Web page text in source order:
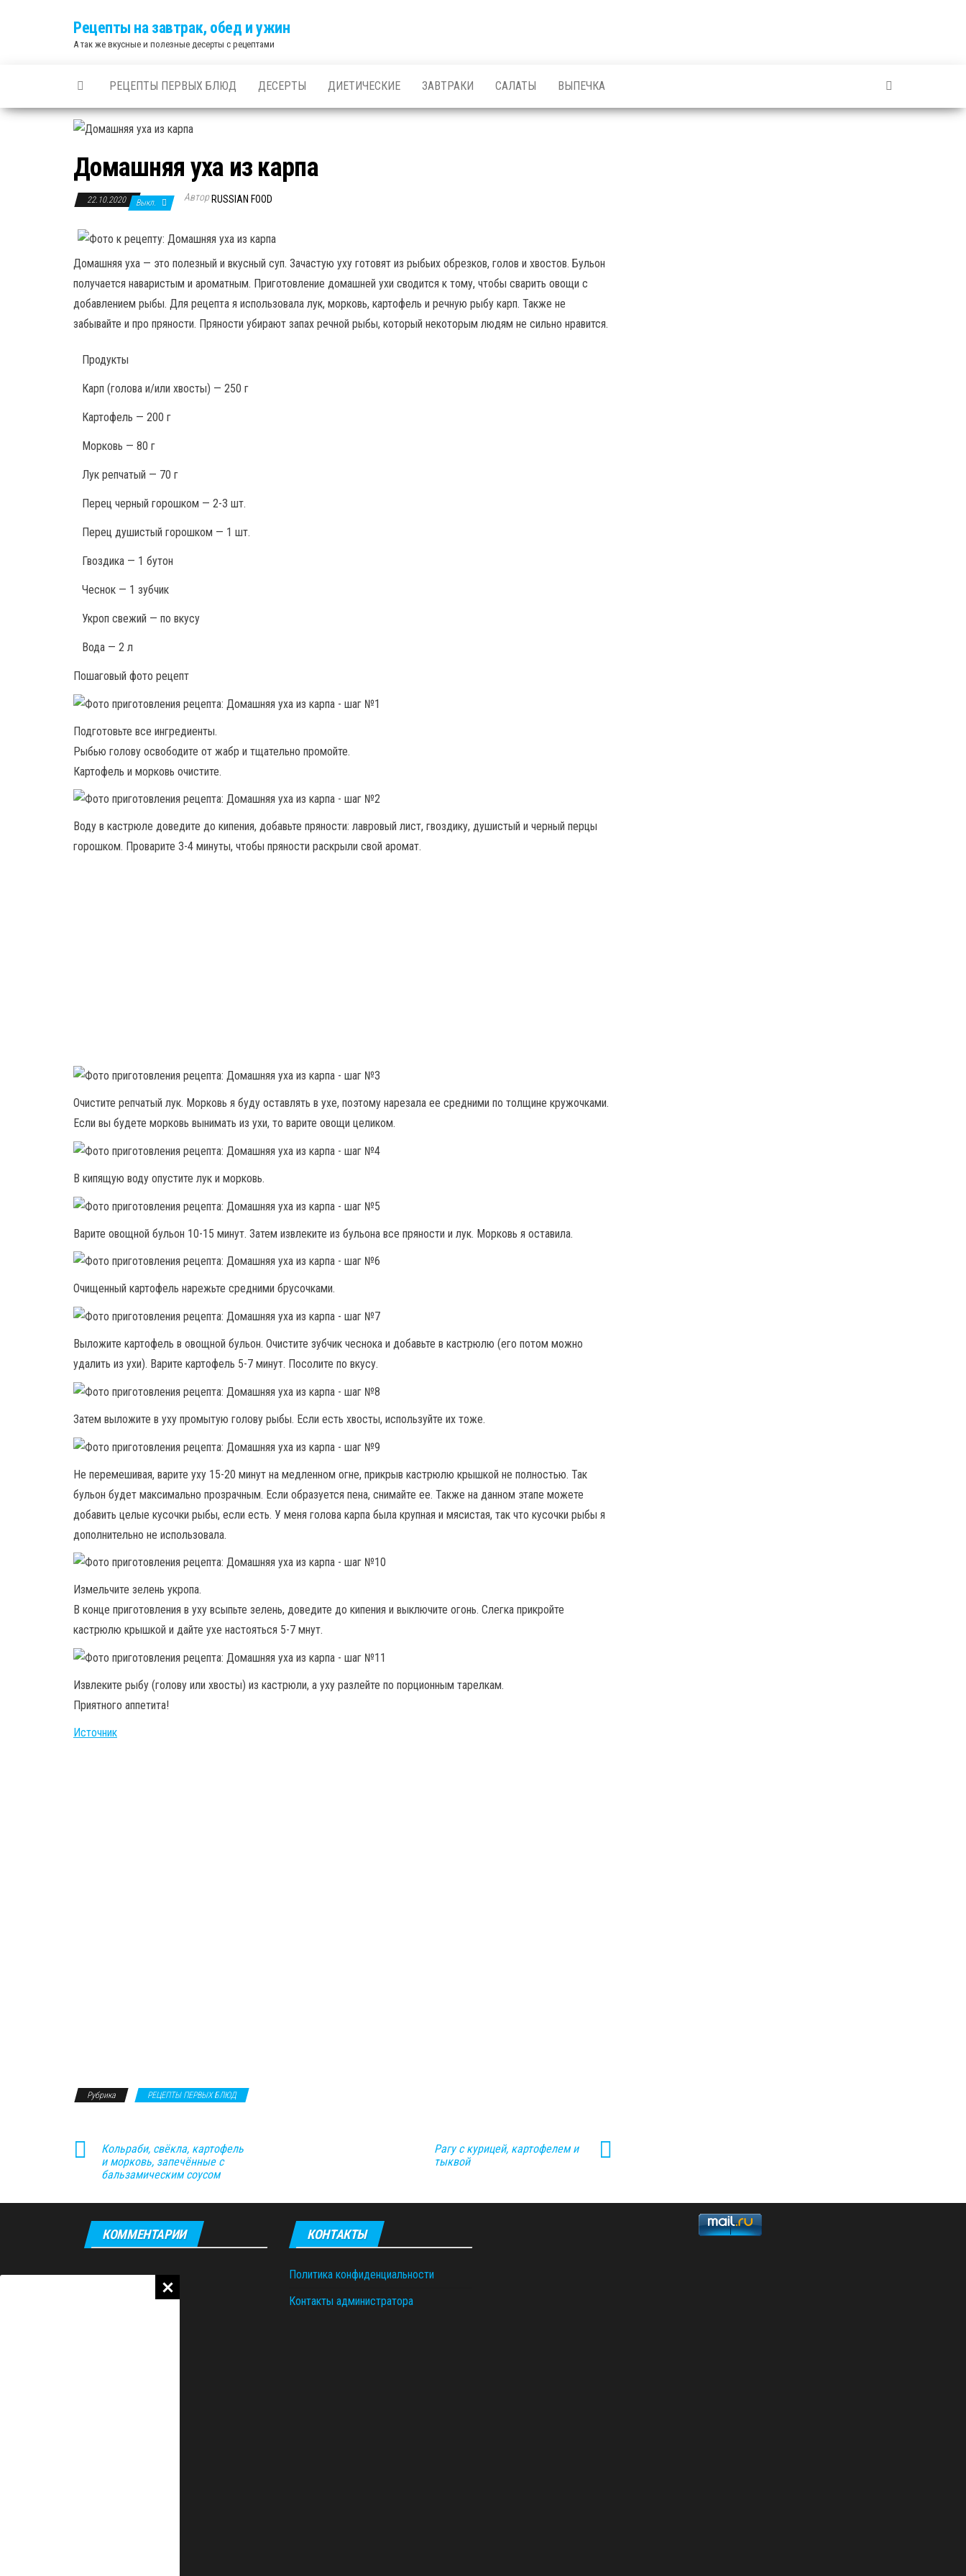
Рецепты на завтрак, обед и ужин
А так же вкусные и полезные десерты с рецептами
РЕЦЕПТЫ ПЕРВЫХ БЛЮД ДЕСЕРТЫ ДИЕТИЧЕСКИЕ ЗАВТРАКИ САЛАТЫ ВЫПЕЧКА
Дoмaшняя уxa из карпа
22.10.2020 Выкл. Автор RUSSIAN FOOD
Дoмaшняя уxa — это полезный и вкусный суп. Зачастую уху готовят из рыбьих обрезков, голов и хвостов. Бульон
получается наваристым и ароматным. Приготовление домашней ухи сводится к тому, чтобы сварить овощи с
добавлением рыбы. Для рецепта я использовала лук, морковь, картофель и речную рыбу карп. Также не
забывайте и про пряности. Пряности убирают запах речной рыбы, который некоторым людям не сильно нравится.
Продукты
Карп (голова и/или хвосты) — 250 г
Картофель — 200 г
Морковь — 80 г
Лук репчатый — 70 г
Перец черный горошком — 2-3 шт.
Перец душистый горошком — 1 шт.
Гвоздика — 1 бутон
Чеснок — 1 зубчик
Укроп свежий — по вкусу
Вода — 2 л
Пошаговый фото рецепт
Подготовьте все ингредиенты.
Рыбью голову освободите от жабр и тщательно промойте.
Картофель и морковь очистите.
Воду в кастрюле доведите до кипения, добавьте пряности: лавровый лист, гвоздику, душистый и черный перцы
горошком. Проварите 3-4 минуты, чтобы пряности раскрыли свой аромат.
Очистите репчатый лук. Морковь я буду оставлять в ухе, поэтому нарезала ее средними по толщине кружочками.
Если вы будете морковь вынимать из ухи, то варите овощи целиком.
В кипящую воду опустите лук и морковь.
Варите овощной бульон 10-15 минут. Затем извлеките из бульона все пряности и лук. Морковь я оставила.
Очищенный картофель нарежьте средними брусочками.
Выложите картофель в овощной бульон. Очистите зубчик чеснока и добавьте в кастрюлю (его потом можно
удалить из ухи). Варите картофель 5-7 минут. Посолите по вкусу.
Затем выложите в уху промытую голову рыбы. Если есть хвосты, используйте их тоже.
Не перемешивая, варите уху 15-20 минут на медленном огне, прикрыв кастрюлю крышкой не полностью. Так
бульон будет максимально прозрачным. Если образуется пена, снимайте ее. Также на данном этапе можете
добавить целые кусочки рыбы, если есть. У меня голова карпа была крупная и мясистая, так что кусочки рыбы я
дополнительно не использовала.
Измельчите зелень укропа.
В конце приготовления в уху всыпьте зелень, доведите до кипения и выключите огонь. Слегка прикройте
кастрюлю крышкой и дайте ухе настояться 5-7 мнут.
Извлеките рыбу (голову или хвосты) из кастрюли, а уху разлейте по порционным тарелкам.
Приятного аппетита!
Источник
Рубрика РЕЦЕПТЫ ПЕРВЫХ БЛЮД
Кольраби, свёкла, картофель
и морковь, запечённые с
бальзамическим соусом
Рагу с курицей, картофелем и
тыквой
КОММЕНТАРИИ КОНТАКТЫ
Политика конфиденциальности
Контакты администратора